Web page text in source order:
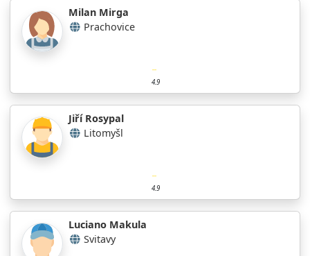
Milan Mirga
Prachovice
4.9
Jiří Rosypal
Litomyšl
4.9
Luciano Makula
Svitavy